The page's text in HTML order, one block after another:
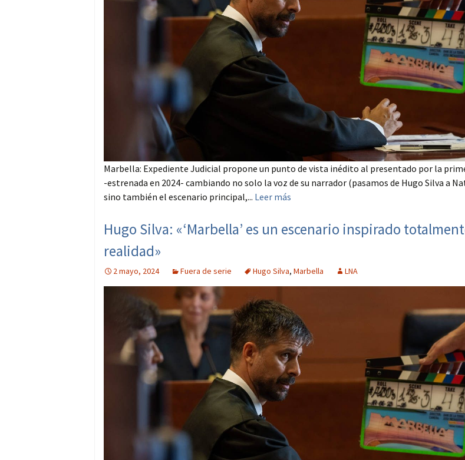
Marbella: Expediente Judicial propone un punto de vista inédito al presentado por la
-estrenada en 2024- cambiando no solo la voz de su narrador (pasamos de Hugo Silva a
sino también el escenario principal,... Leer más
Hugo Silva: «‘Marbella’ es un escenario inspirado
realidad»
2 mayo, 2024 Fuera de serie Hugo Silva, Marbella LNA